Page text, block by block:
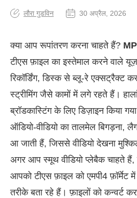
लौरा गुडविन 30 अप्रैल, 2026
क्या आप रूपांतरण करना चाहते हैं?
टीएस फ़ाइल का इस्तेमाल करने वाले
रिकॉर्डिंग, डिस्क से ब्लू-रे एक्सट्रैक्ट
स्ट्रीमिंग जैसे कामों में लगे रहते हैं।
ब्रॉडकास्टिंग के लिए डिज़ाइन किया
ऑडियो-वीडियो का तालमेल बिगड़ना,
आ जाती हैं, जिससे वीडियो देखना
अगर आप स्मूथ वीडियो प्लेबैक चाहते हैं,
आपको टीएस फ़ाइल को एमपी4
तरीके बता रहे हैं। फ़ाइलों को कन्वर्ट